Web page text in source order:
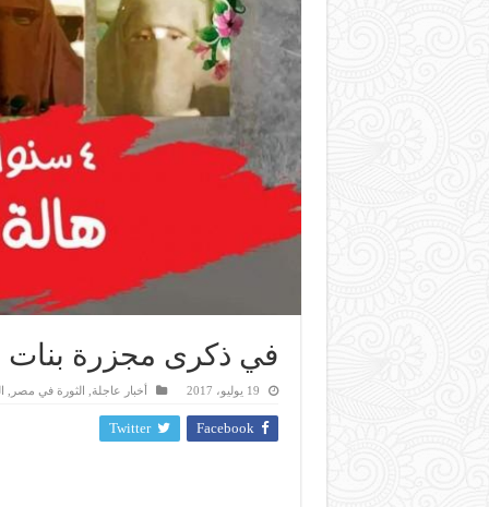
في ذكرى مجزرة بنات
19 يوليو، 2017 أخبار عاجلة الثورة في مصر
Facebook
Twitter